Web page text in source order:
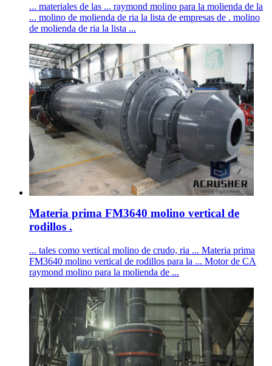
... materiales de las ... raymond molino para la molienda de la
... molino de molienda de ria la lista de empresas de . molino
de molienda de ria la lista ...
Materia prima FM3640 molino vertical de
rodillos .
... tales como vertical molino de crudo, ria ... Materia prima
FM3640 molino vertical de rodillos para la ... Motor de CA
raymond molino para la molienda de ...